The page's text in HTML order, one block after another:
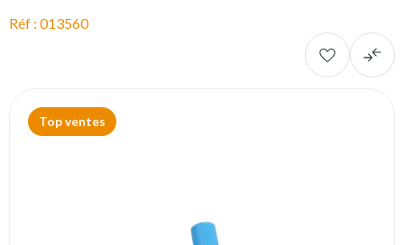
Réf : 013560
Top ventes